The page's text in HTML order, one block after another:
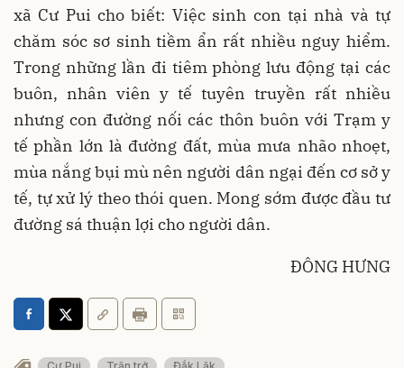
xã Cư Pui cho biết: Việc sinh con tại nhà và tự
chăm sóc sơ sinh tiềm ẩn rất nhiều nguy hiểm.
Trong những lần đi tiêm phòng lưu động tại các
buôn, nhân viên y tế tuyên truyền rất nhiều
nhưng con đường nối các thôn buôn với Trạm y
tế phần lớn là đường đất, mùa mưa nhão nhoẹt,
mùa nắng bụi mù nên người dân ngại đến cơ sở y
tế, tự xử lý theo thói quen. Mong sớm được đầu tư
đường sá thuận lợi cho người dân.
ĐÔNG HƯNG